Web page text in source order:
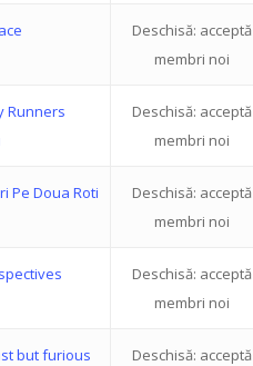
Deschisă: acceptă
membri noi
Runners
Deschisă: acceptă
membri noi
Pe Doua Roti
Deschisă: acceptă
membri noi
Deschisă: acceptă
membri noi
but furious
Deschisă: acceptă